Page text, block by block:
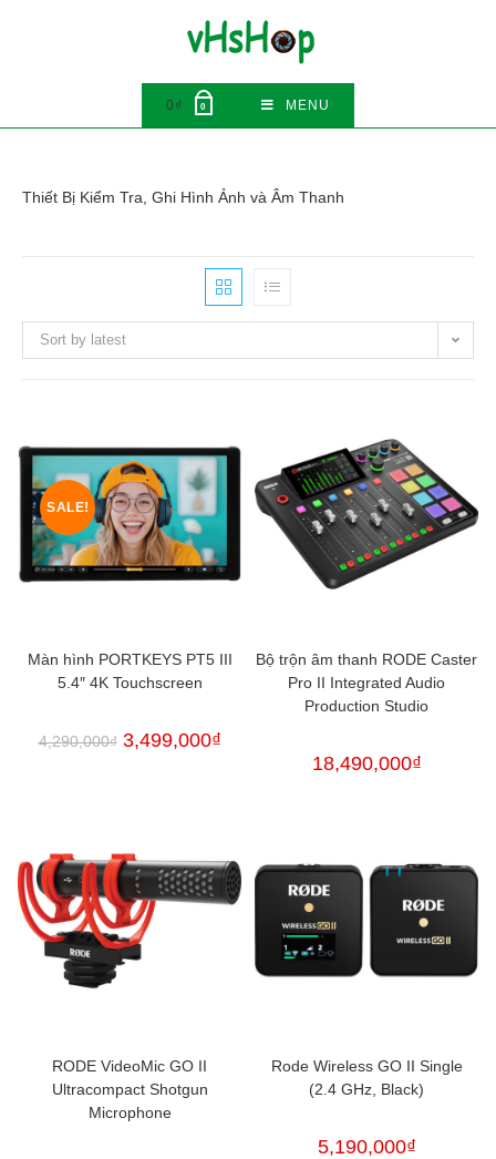
0 ₫ 0 MENU
Thiết Bị Kiểm Tra, Ghi Hình Ảnh và Âm Thanh
Sort by latest
SALE!
Màn hình PORTKEYS PT5 III
5.4″ 4K Touchscreen
4,290,000₫ 3,499,000₫
Bộ trộn âm thanh RODE Caster
Pro II Integrated Audio
Production Studio
18,490,000₫
RODE VideoMic GO II
Ultracompact Shotgun
Microphone
Rode Wireless GO II Single
(2.4 GHz, Black)
5,190,000₫